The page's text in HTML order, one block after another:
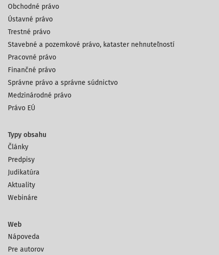
Obchodné právo
Ústavné právo
Trestné právo
Stavebné a pozemkové právo, kataster nehnuteľností
Pracovné právo
Finančné právo
Správne právo a správne súdnictvo
Medzinárodné právo
Právo EÚ
Typy obsahu
Články
Predpisy
Judikatúra
Aktuality
Webináre
Web
Nápoveda
Pre autorov